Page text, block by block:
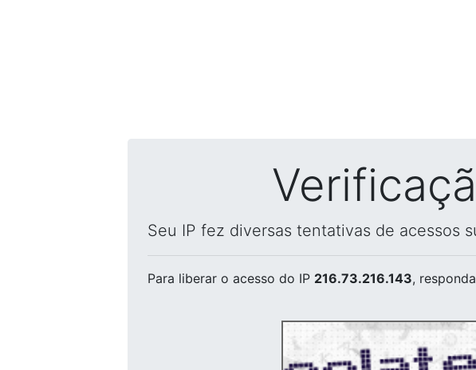
Seu IP fez diversas tentativas de acessos
Para liberar o acesso do IP 216.73.216.143,